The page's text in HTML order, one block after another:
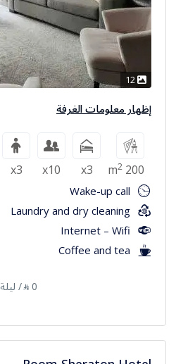
إظهار معلومات الغرفة
200 m
2
x3
x10
x3
Wake-up call
Laundry and dry cleaning
Internet – Wifi
Coffee and tea
0
⃁/ ليلة